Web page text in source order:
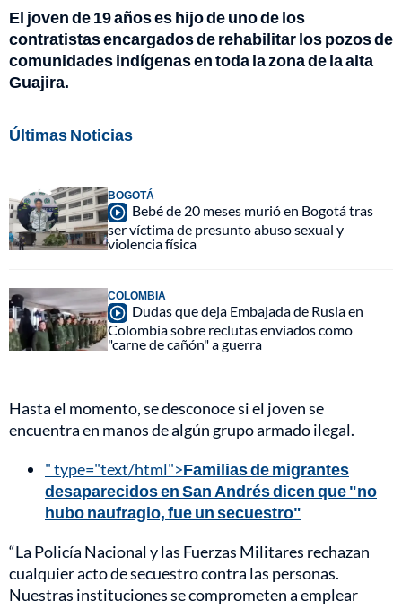
El joven de 19 años es hijo de uno de los
contratistas encargados de rehabilitar los pozos de
comunidades indígenas en toda la zona de la alta
Guajira.
Últimas Noticias
BOGOTÁ
Bebé de 20 meses murió en Bogotá tras
ser víctima de presunto abuso sexual y
violencia física
COLOMBIA
Dudas que deja Embajada de Rusia en
Colombia sobre reclutas enviados como
"carne de cañón" a guerra
Hasta el momento, se desconoce si el joven se
encuentra en manos de algún grupo armado ilegal.
" type="text/html">Familias de migrantes
desaparecidos en San Andrés dicen que "no
hubo naufragio, fue un secuestro"
“La Policía Nacional y las Fuerzas Militares rechazan
cualquier acto de secuestro contra las personas.
Nuestras instituciones se comprometen a emplear